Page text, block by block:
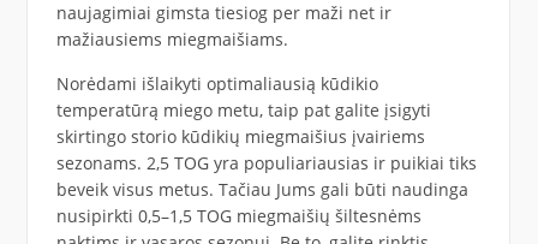
naujagimiai gimsta tiesiog per maži net ir
mažiausiems miegmaišiams.
Norėdami išlaikyti optimaliausią kūdikio
temperatūrą miego metu, taip pat galite įsigyti
skirtingo storio kūdikių miegmaišius įvairiems
sezonams. 2,5 TOG yra populiariausias ir puikiai tiks
beveik visus metus. Tačiau Jums gali būti naudinga
nusipirkti 0,5–1,5 TOG miegmaišių šiltesnėms